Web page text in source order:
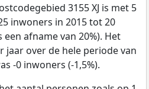
3155 XJ is met 5
inwoners in 2015 tot 20
afname van 20%). Het
jaar over de hele periode van
-0 inwoners (-1,5%).